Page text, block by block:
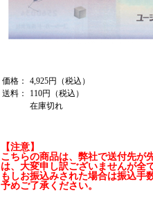
価格：
4,925円（税込）
送料：
110円（税込）
在庫切れ
【注意】
こちらの商品は、弊社で送付先が
は、大変申し訳ございませんが全
もしお振込みされた場合は振込手
予めご了承ください。